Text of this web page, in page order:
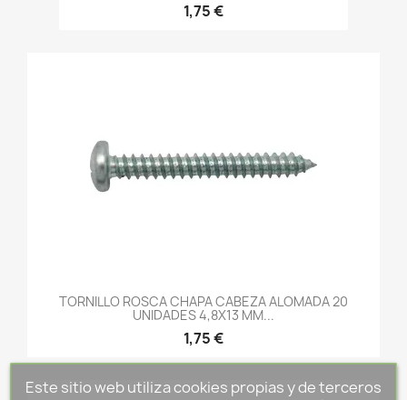
1,75 €
TORNILLO ROSCA CHAPA CABEZA ALOMADA 20
UNIDADES 4,8X13 MM...
1,75 €
Este sitio web utiliza cookies propias y de terceros